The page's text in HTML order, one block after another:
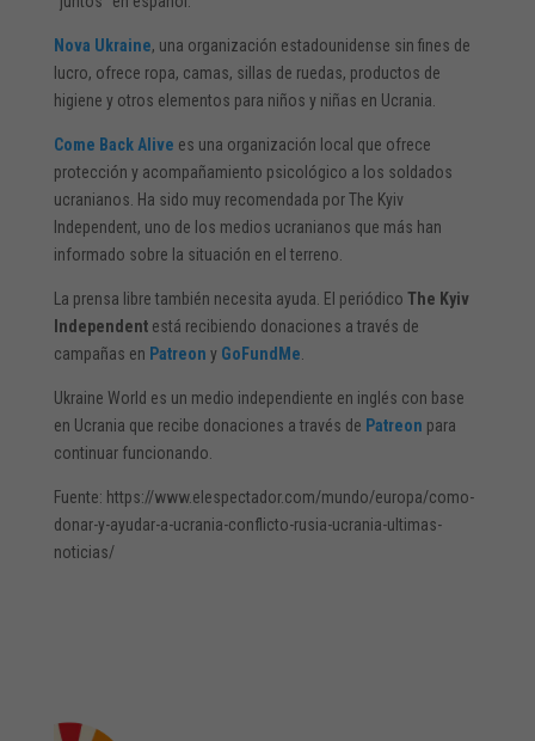
Nova Ukraine, una organización estadounidense sin fines de
lucro, ofrece ropa, camas, sillas de ruedas, productos de
higiene y otros elementos para niños y niñas en Ucrania.
Come Back Alive es una organización local que ofrece
protección y acompañamiento psicológico a los soldados
ucranianos. Ha sido muy recomendada por The Kyiv
Independent, uno de los medios ucranianos que más han
informado sobre la situación en el terreno.
La prensa libre también necesita ayuda. El periódico The Kyiv
Independent está recibiendo donaciones a través de
campañas en Patreon y GoFundMe
Ukraine World es un medio independiente en inglés con base
en Ucrania que recibe donaciones a través de Patreon para
continuar funcionando.
Fuente: https://www.elespectador.com/mundo/europa/como-
donar-y-ayudar-a-ucrania-conflicto-rusia-ucrania-ultimas-
noticias/